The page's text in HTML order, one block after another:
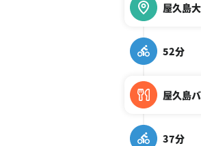
屋久島
52分
屋久島
37分